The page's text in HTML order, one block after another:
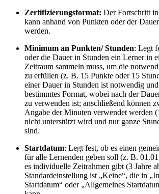
Zertifizierungsformat: Der Fortschritt
kann anhand von Punkten oder der
werden.
Minimum an Punkten/ Stunden: Legt
oder die Dauer in Stunden ein Lerner in
Zeitraum sammeln muss, um die
zu erfüllen (z. B. 15 Punkte oder 15
einer Dauer in Stunden ist notwendig
bestimmtes Format, wobei nach der
zu verwenden ist; anschließend können
Angabe der Minuten verwendet werden
nicht unterstützt wird und nur ganze
sind.
Startdatum: Legt fest, ob es einen
für alle Lernenden geben soll (z. B.
es individuelle Zeitrahmen gibt (3 Jahre
Standardeinstellung ist „Keine“, die in
Startdatum“ oder „Allgemeines